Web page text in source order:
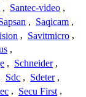
, Santec-video ,
, Saqicam ,
, Savitmicro ,
,
, Schneider ,
Sdc , Sdeter ,
, Secu First ,